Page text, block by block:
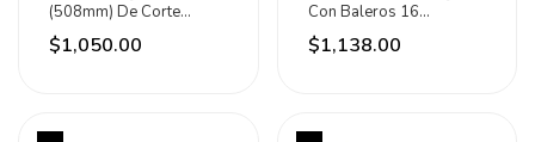
(508mm) De Corte
Reforzado. Surtek
$1,050.00
Con Baleros 16
Pulgadas Marca Surtek
$1,138.00